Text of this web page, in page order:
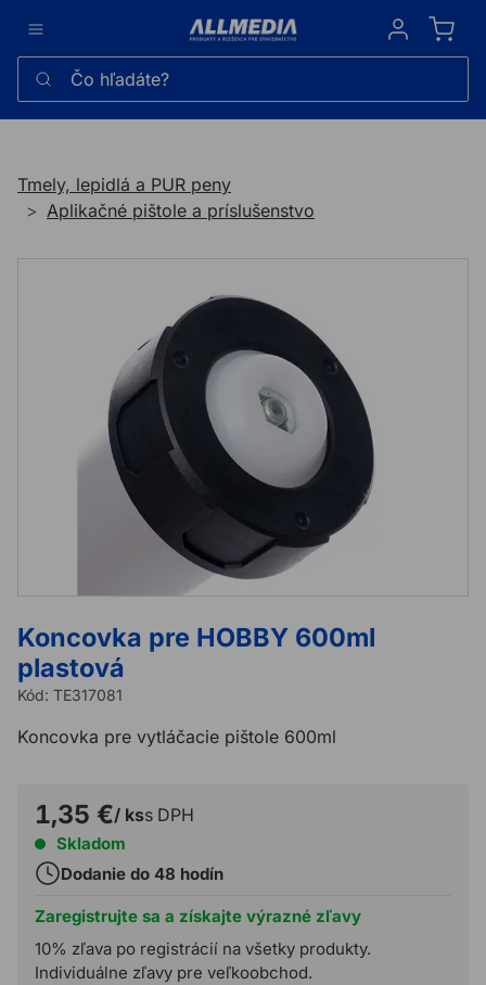
Sign in
Čo hľadáte?
Tmely, lepidlá a PUR peny
Aplikačné pištole a príslušenstvo
Koncovka pre HOBBY 600ml
plastová
Kód: TE317081
Koncovka pre vytláčacie pištole 600ml
1,35 €/ kss DPH
Skladom
Dodanie do 48 hodín
Zaregistrujte sa a získajte výrazné zľavy
10% zľava po registrácií na všetky produkty.
Individuálne zľavy pre veľkoobchod.